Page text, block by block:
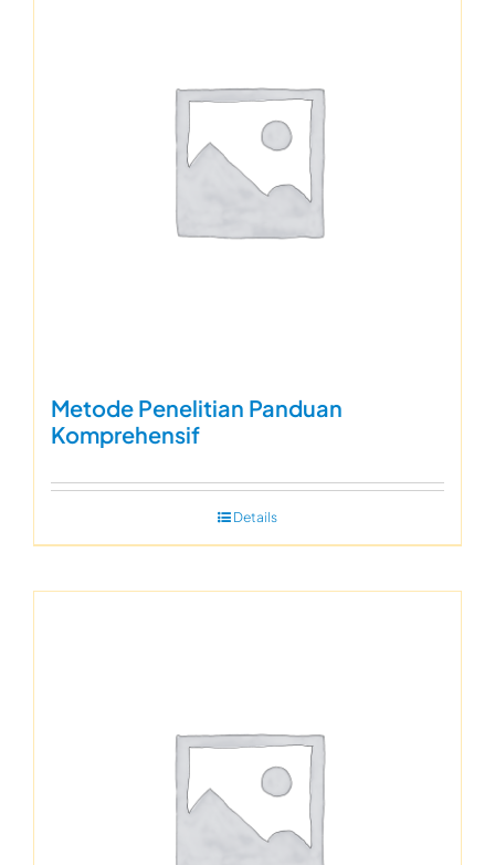
Metode Penelitian Panduan
Komprehensif
Details